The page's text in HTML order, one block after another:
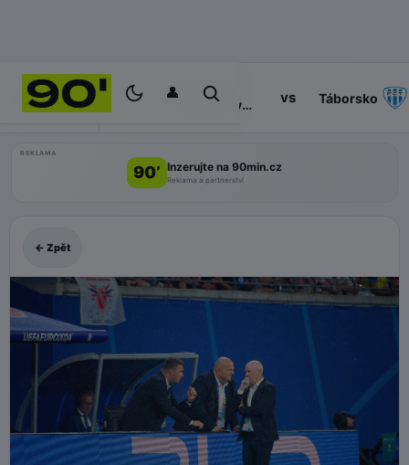
👤
PROGRAM 14:30
Baník
Ostrava
vs Táborsko
REKLAMA
90’ Inzerujte na 90min.cz
Reklama a partnerství
← Zpět